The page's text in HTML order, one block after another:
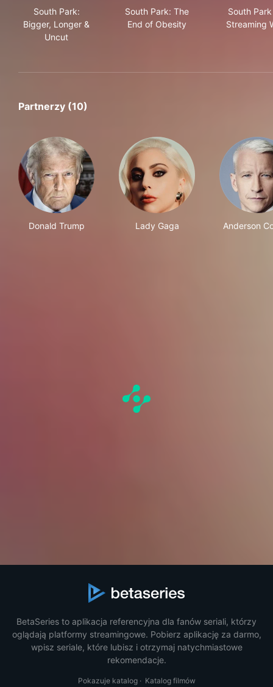
South Park:
Bigger, Longer &
Uncut
South Park: The
End of Obesity
South
Streaming
Partnerzy (10)
Donald Trump Lady Gaga Anderson
BetaSeries to aplikacja referencyjna dla fanów seriali, którzy
oglądają platformy streamingowe. Pobierz aplikację za darmo,
wpisz seriale, które lubisz i otrzymaj natychmiastowe
rekomendacje.
Pokazuje katalog· Katalog filmów